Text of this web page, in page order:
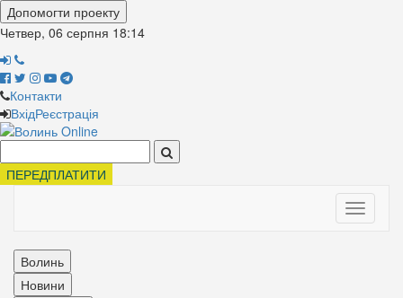
Допомогти проекту
Четвер, 06 серпня 18:14
Контакти
ВхідРеєстрація
ПЕРЕДПЛАТИТИ
Toggle
Волинь
Новини